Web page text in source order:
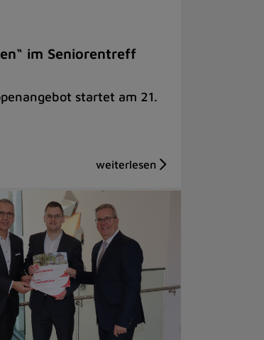
im Seniorentreff
startet am 21.